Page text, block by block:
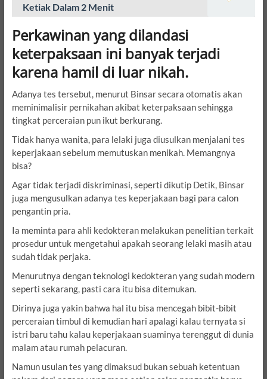
Ketiak Dalam 2 Menit
Perkawinan yang dilandasi
keterpaksaan ini banyak terjadi
karena hamil di luar nikah.
Adanya tes tersebut, menurut Binsar secara otomatis akan
meminimalisir pernikahan akibat keterpaksaan sehingga
tingkat perceraian pun ikut berkurang.
Tidak hanya wanita, para lelaki juga diusulkan menjalani tes
keperjakaan sebelum memutuskan menikah. Memangnya
bisa?
Agar tidak terjadi diskriminasi, seperti dikutip Detik, Binsar
juga mengusulkan adanya tes keperjakaan bagi para calon
pengantin pria.
Ia meminta para ahli kedokteran melakukan penelitian terkait
prosedur untuk mengetahui apakah seorang lelaki masih atau
sudah tidak perjaka.
Menurutnya dengan teknologi kedokteran yang sudah modern
seperti sekarang, pasti cara itu bisa ditemukan.
Dirinya juga yakin bahwa hal itu bisa mencegah bibit-bibit
perceraian timbul di kemudian hari apalagi kalau ternyata si
istri baru tahu kalau keperjakaan suaminya terenggut di dunia
malam atau rumah pelacuran.
Namun usulan tes yang dimaksud bukan sebuah ketentuan